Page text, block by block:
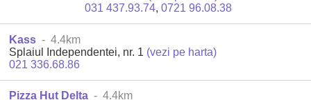
031 437.93.74,0721 96.08.38
Kass - 4.4km
Splaiul Independentei, nr. 1 (vezi pe harta)
021 336.68.86
Pizza Hut Delta - 4.4km